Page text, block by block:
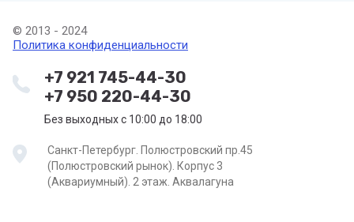
© 2013 - 2024
Политика конфиденциальности
+7 921 745-44-30
+7 950 220-44-30
Без выходных с 10:00 до 18:00
Санкт-Петербург. Полюстровский пр.45
(Полюстровский рынок). Корпус 3
(Аквариумный). 2 этаж. Аквалагуна